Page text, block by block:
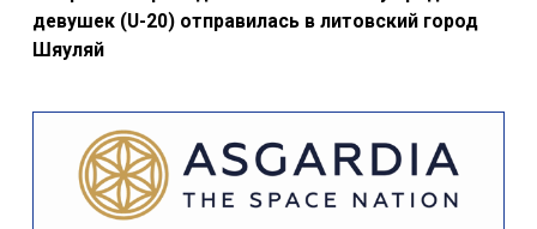
девушек (U-20) отправилась в литовский город
Шяуляй